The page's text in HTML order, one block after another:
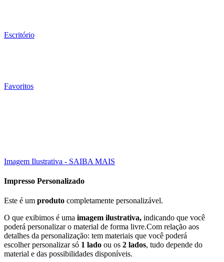
Escritório
Favoritos
15X10 CM
Imagem Ilustrativa - SAIBA MAIS
Impresso Personalizado
Este é um produto completamente personalizável.
O que exibimos é uma imagem ilustrativa, indicando que você
poderá personalizar o material de forma livre.Com relação aos
detalhes da personalização: tem materiais que você poderá
escolher personalizar só 1 lado ou os 2 lados, tudo depende do
material e das possibilidades disponíveis.